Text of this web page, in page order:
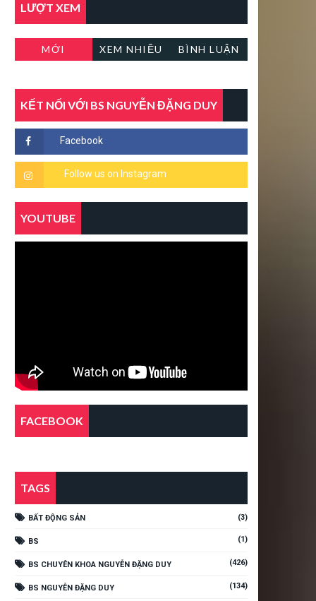
LƯỢT XEM
MỚI XEM NHIỀU BÌNH LUẬN
KẾT NỐI VỚI BS NGUYỄN ĐẶNG DUY
YOUTUBE
FACEBOOK
TAGS
BẤT ĐỘNG SẢN (3)
BS (1)
BS CHUYÊN KHOA NGUYỄN ĐẶNG DUY (426)
BS NGUYỄN ĐẶNG DUY (134)